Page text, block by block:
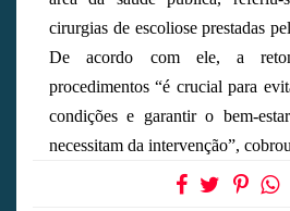
cirurgias de escoliose prestadas
De acordo com ele, a
procedimentos “é crucial para
condições e garantir o bem-
necessitam da intervenção”,